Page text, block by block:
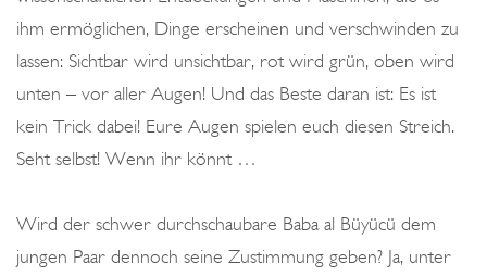
E
G
L
ihm ermöglichen, Dinge erscheinen und verschwinden zu
lassen: Sichtbar wird unsichtbar, rot wird grün, oben wird
unten – vor aller Augen! Und das Beste daran ist: Es ist
kein Trick dabei! Eure Augen spielen euch diesen Streich.
Seht selbst! Wenn ihr könnt …
Wird der schwer durchschaubare Baba al Büyücü dem
jungen Paar dennoch seine Zustimmung geben? Ja, unter